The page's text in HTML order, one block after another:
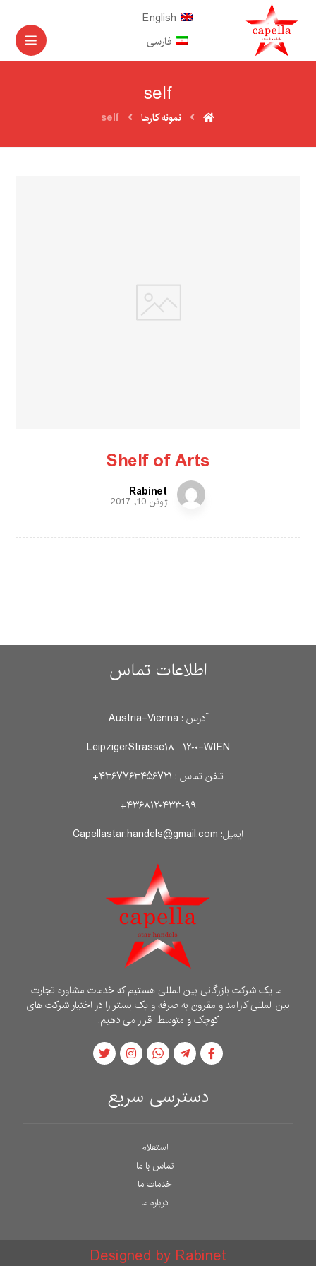
English
فارسی
self
نمونه کارها self
Shelf of Arts
Rabinet
ژوئن 10, 2017
اطلاعات تماس
آدرس : Austria-Vienna
LeipzigerStrasse۱۸ ۱۲۰۰-WIEN
تلفن تماس : ۴۳۶۷۷۶۳۴۵۶۷۲۱+
۴۳۶۸۱۲۰۴۳۳۰۹۹+
ایمیل: Capellastar.handels@gmail.com
ما یک شرکت بازرگانی بین المللی هستیم که خدمات مشاوره تجارت
بین المللی کارآمد و مقرون به صرفه و یک بستر را در اختیار شرکت های
کوچک و متوسط ​​قرار می دهیم.
دسترسی سریع
استعلام
تماس با ما
خدمات ما
درباره ما
Designed by Rabinet